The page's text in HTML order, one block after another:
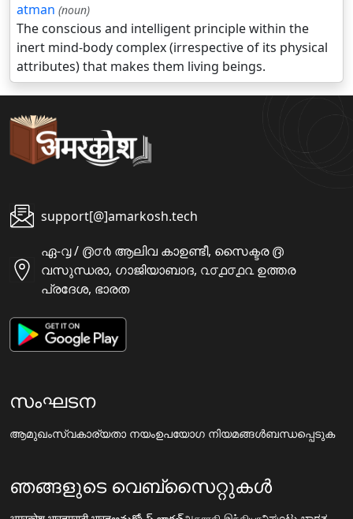
atman (noun)
The conscious and intelligent principle within the
inert mind-body complex (irrespective of its physical
attributes) that makes them living beings.
support[@]amarkosh.tech
ഏ-൮ / ൫൦൪ ആലിവ കാഉണ്ടീ, സൈക്ടര ൫
വസുന്ധരാ, ഗാജിയാബാദ, ൨൦൧൦൧൨ ഉത്തര
പ്രദേശ, ഭാരത
സംഘടന
ആമുഖംസ്വകാര്യതാ നയംഉപയോഗ നിയമങ്ങൾബന്ധപ്പെടുക
ഞങ്ങളുടെ വെബ്സൈറ്റുകൾ